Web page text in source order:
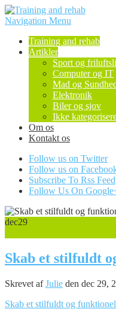
Navigation Menu
Training and rehab
Artikler
Sport og
Computer og IT
Mad og
Elektronik
Biler og sjov
Ikke
Om os
Kontakt os
Follow us on Twitter
Follow us on
Subscribe To Rss Feed
Follow Us On
dec29
Skab et stilfuldt
Skrevet afJulie den dec 29,
Skab et stilfuldt og